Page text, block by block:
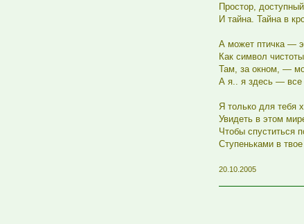
Простор,
И тайна. Тайна в
А может птичка —
Как символ
Там, за окном, —
А я.. я здесь — все
Я только для тебя
Увидеть в этом
Чтобы спуститься
Ступеньками в твое
20.10.2005